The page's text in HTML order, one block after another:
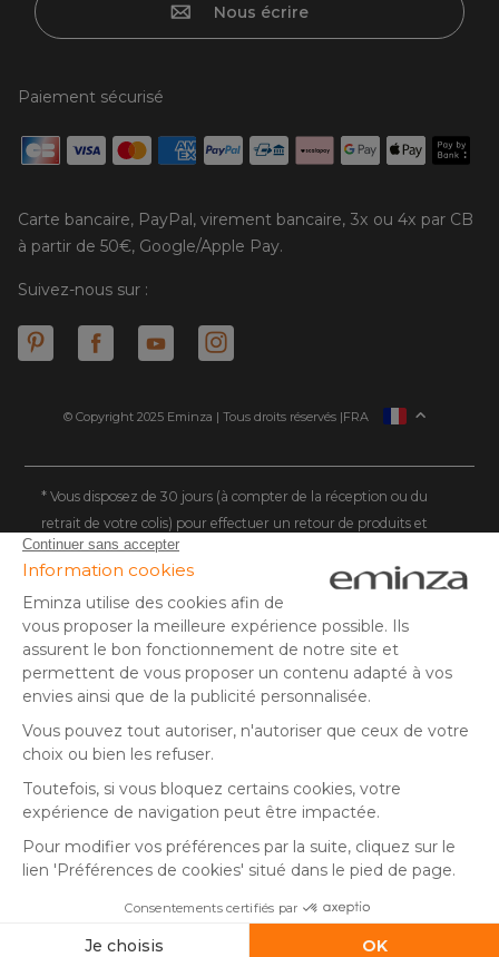
Nous écrire
Paiement sécurisé
Carte bancaire, PayPal, virement bancaire, 3x ou 4x par CB
à partir de 50€, Google/Apple Pay.
Suivez-nous sur :
© Copyright 2025 Eminza | Tous droits réservés |
ESPAÑA
DEUTSCHLAND
NEDERLAND
DANMARK
FRA
* Vous disposez de 30 jours (à compter de la réception ou du
retrait de votre colis) pour effectuer un retour de produits et
vous faire rembourser. Hors colis volumineux
** Expédition le jour même pour toute commande passée avant
14 h (jours ouvrés - hors livraison éco)
(1) Remise de 10€ à partir de 80€ d'achat, hors frais de port. Offre
valable du 02/08/2026 au 06/08/2026 inclus, en saisissant le
code SUMMER26 lors de la commande. Offre non sécable, non
remboursable, non cumulable avec un autre code promotionnel